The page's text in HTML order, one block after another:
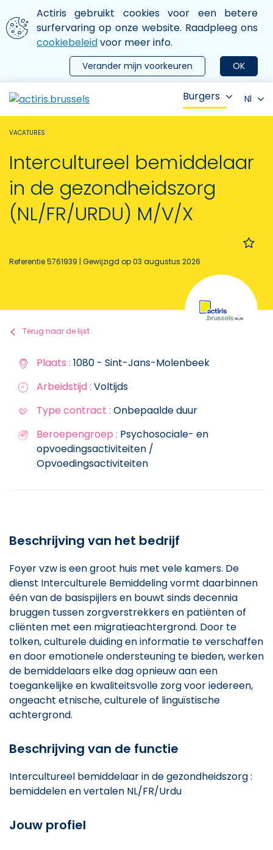
Aller au contenu principal
We gebruiken cookies
Actiris gebruikt cookies voor een betere
surfervaring op onze website. Raadpleeg ons
cookiebeleidvoor meer info.
OK
Verander mijn voorkeuren
le menu
Burgers Nl
VACATURES
Intercultureel bemiddelaar
in de gezondheidszorg
(NL/FR/URDU) M/V/X
Referentie 5761939 | Gewijzigd op 03 augustus 2026
Terug naar de lijst
Plaats : 1080 - Sint-Jans-Molenbeek
Arbeidstijd : Voltijds
Type contract : Onbepaalde duur
Beroepengroep : Psychosociale- en
opvoedingsactiviteiten /
Opvoedingsactiviteiten
Beschrijving van het bedrijf
Foyer vzw is een groot huis met vele kamers. De
dienst Interculturele Bemiddeling vormt daarbinnen
één van de basispijlers en bouwt sinds decennia
bruggen tussen zorgverstrekkers en patiënten of
cliënten met een migratieachtergrond. Door te
tolken, culturele duiding en informatie te verschaffen
en door emotionele ondersteuning te bieden, werken
de bemiddelaars elke dag opnieuw aan een
toegankelijke en kwaliteitsvolle zorg voor iedereen,
ongeacht etnische, culturele of linguïstische
achtergrond.
Beschrijving van de functie
Intercultureel bemiddelaar in de gezondheidszorg :
bemiddelen en vertalen NL/FR/Urdu
Jouw profiel